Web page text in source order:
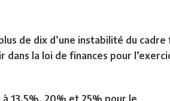
de dix d’une instabilité du cadre
dans la loi de finances pour
à 13,5%, 20% et 25% pour le